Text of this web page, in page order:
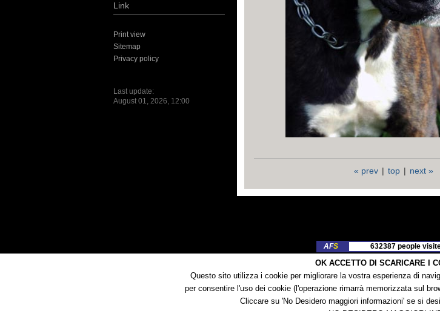
Link
Print view
Sitemap
Privacy policy
Last update:
August 01, 2026, 12:00
« prev | top | next »
AFS 632387 people
InLive! 1 visitors
OK ACCETTO DI SCARICARE I
Questo sito utilizza i cookie per migliorare la vostra esperienza di
per consentire l'uso dei cookie (l'operazione rimarrà memorizzata sul
Cliccare su 'No Desidero maggiori informazioni' se si